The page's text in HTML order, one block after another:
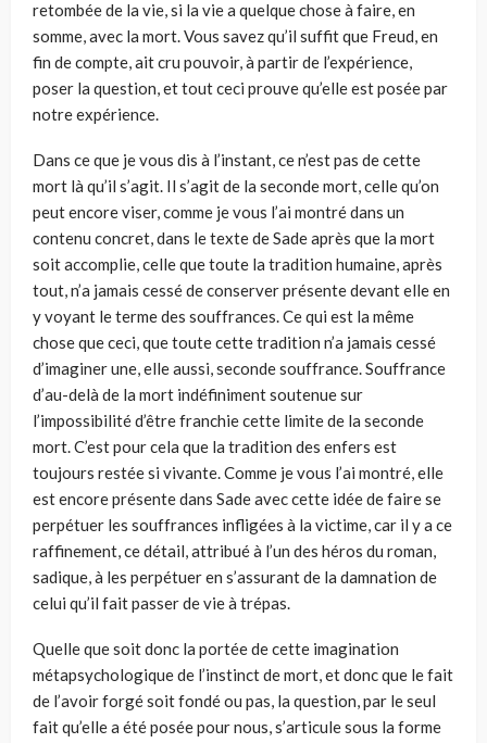
retombée de la vie, si la vie a quelque chose à faire, en
somme, avec la mort. Vous savez qu’il suffit que Freud, en
fin de compte, ait cru pouvoir, à partir de l’expérience,
poser la question, et tout ceci prouve qu’elle est posée par
notre expérience.
Dans ce que je vous dis à l’instant, ce n’est pas de cette
mort là qu’il s’agit. Il s’agit de la seconde mort, celle qu’on
peut encore viser, comme je vous l’ai montré dans un
contenu concret, dans le texte de Sade après que la mort
soit accomplie, celle que toute la tradition humaine, après
tout, n’a jamais cessé de conserver présente devant elle en
y voyant le terme des souffrances. Ce qui est la même
chose que ceci, que toute cette tradition n’a jamais cessé
d’imaginer une, elle aussi, seconde souffrance. Souffrance
d’au-delà de la mort indéfiniment soutenue sur
l’impossibilité d’être fran­chie cette limite de la seconde
mort. C’est pour cela que la tradition des enfers est
toujours restée si vivante. Comme je vous l’ai montré, elle
est encore présente dans Sade avec cette idée de faire se
perpétuer les souf­frances infligées à la victime, car il y a ce
raffinement, ce détail, attribué à l’un des héros du roman,
sadique, à les perpétuer en s’assurant de la dam­nation de
celui qu’il fait passer de vie à trépas.
Quelle que soit donc la portée de cette imagination
métapsycholo­gique de l’instinct de mort, et donc que le fait
de l’avoir forgé soit fondé ou pas, la question, par le seul
fait qu’elle a été posée pour nous, s’articule sous la forme